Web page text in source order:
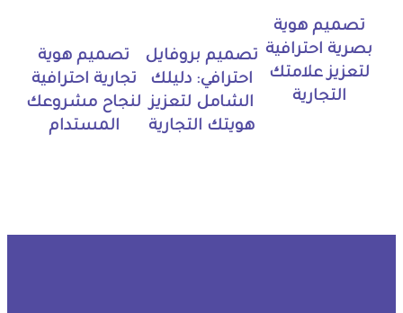
تصميم هوية
بصرية احترافية
لتعزيز علامتك
التجارية
تصميم بروفايل
احترافي: دليلك
الشامل لتعزيز
هويتك التجارية
تصميم هوية
تجارية احترافية
لنجاح مشروعك
المستدام